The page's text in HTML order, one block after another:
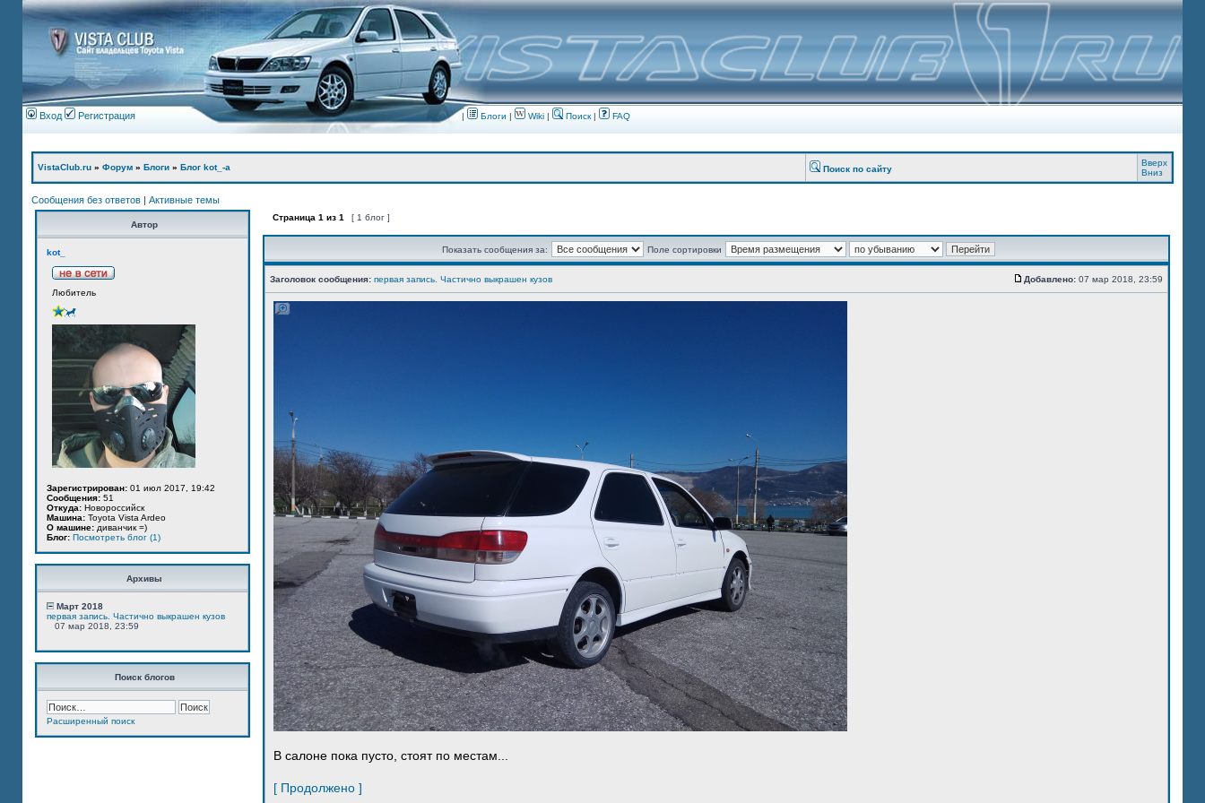
Вход Регистрация | Блоги | Wiki | Поиск| FAQ
VistaClub.ru » Форум » Блоги » Блог kot_-а Поиск по сайту
Вверх
Вниз
Сообщения без ответов | Активные темы
Автор
kot_
Любитель
Зарегистрирован: 01 июл 2017, 19:42
Сообщения: 51
Откуда: Новороссийск
Машина: Toyota Vista Ardeo
О машине: диванчик =)
Блог: Посмотреть блог (1)
Архивы
Март 2018
первая запись. Частично выкрашен кузов
07 мар 2018, 23:59
Поиск блогов
Расширенный поиск
Страница 1 из 1 [ 1 блог ]
Показать сообщения за: Поле сортировки
Заголовок сообщения: первая запись. Частично выкрашен кузов Добавлено: 07 мар 2018, 23:59
В салоне пока пусто, стоят по местам...
[ Продолжено ]